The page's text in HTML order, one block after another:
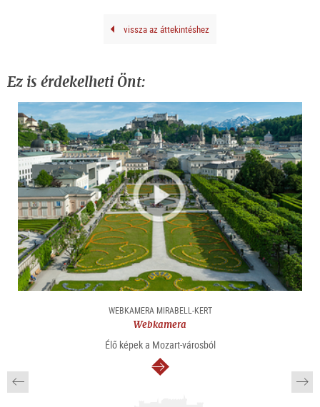
vissza az áttekintéshez
Ez is érdekelheti Önt:
WEBKAMERA MIRABELL-KERT
Webkamera
Élő képek a Mozart-városból
Tovább